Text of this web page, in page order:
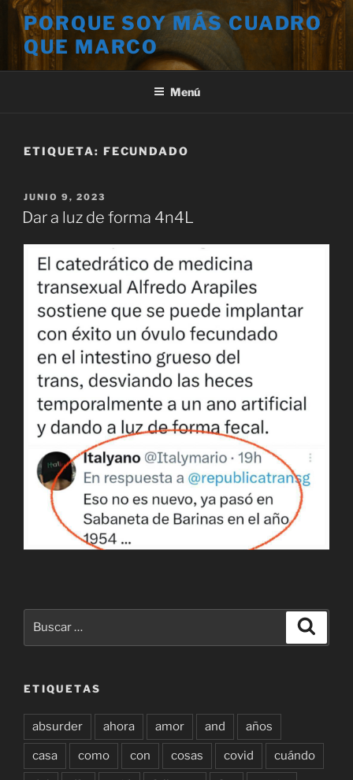
Saltar
contenido
PORQUE SOY MÁS CUADRO
QUE MARCO
Menú
ETIQUETA: FECUNDADO
PUBLICADO
EL
JUNIO 9, 2023
Dar a luz de forma 4n4L
ETIQUETAS
absurder ahora amor and años
casa como con cosas covid cuándo